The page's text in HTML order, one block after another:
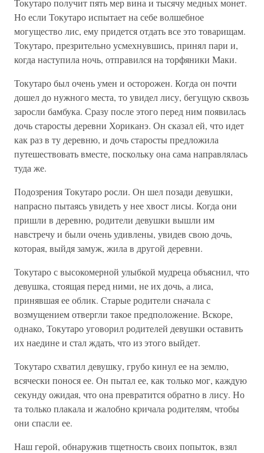
Токутаро получит пять мер вина и тысячу медных монет.
Но если Токутаро испытает на себе волшебное
могущество лис, ему придется отдать все это товарищам.
Токутаро, презрительно усмехнувшись, принял пари и,
когда наступила ночь, отправился на торфяники Маки.
Токутаро был очень умен и осторожен. Когда он почти
дошел до нужного места, то увидел лису, бегущую сквозь
заросли бамбука. Сразу после этого перед ним появилась
дочь старосты деревни Хориканэ. Он сказал ей, что идет
как раз в ту деревню, и дочь старосты предложила
путешествовать вместе, поскольку она сама направлялась
туда же.
Подозрения Токутаро росли. Он шел позади девушки,
напрасно пытаясь увидеть у нее хвост лисы. Когда они
пришли в деревню, родители девушки вышли им
навстречу и были очень удивлены, увидев свою дочь,
которая, выйдя замуж, жила в другой деревни.
Токутаро с высокомерной улыбкой мудреца объяснил, что
девушка, стоящая перед ними, не их дочь, а лиса,
принявшая ее облик. Старые родители сначала с
возмущением отвергли такое предположение. Вскоре,
однако, Токутаро уговорил родителей девушки оставить
их наедине и стал ждать, что из этого выйдет.
Токутаро схватил девушку, грубо кинул ее на землю,
всячески понося ее. Он пытал ее, как только мог, каждую
секунду ожидая, что она превратится обратно в лису. Но
та только плакала и жалобно кричала родителям, чтобы
они спасли ее.
Наш герой, обнаружив тщетность своих попыток, взял